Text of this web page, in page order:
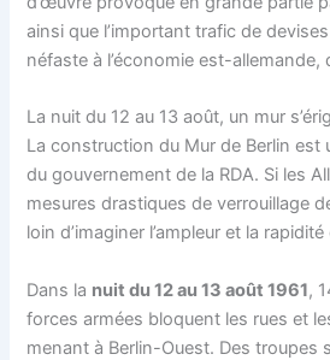
ainsi que l’important trafic de
néfaste à l’économie est-allemande,
La nuit du 12 au 13 août, un mur
La construction du Mur de Berlin est
du gouvernement de la RDA. Si les
mesures drastiques de verrouillage
loin d’imaginer l’ampleur et la
Dans la nuit du 12 au 13 août 1961,
forces armées bloquent les rues et
menant à Berlin-Ouest. Des troupes